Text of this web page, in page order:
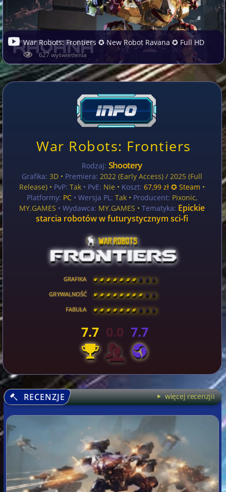
War Robots: Frontiers ✪ New Robot Ravana ✪ Full HD
627 wyświetlenia
War Robots: Frontiers
Rodzaj: Shootery
Grafika: 3D • Premiera: 2022 (Early Access) / 2025 (Full
Release) • PvP: Tak• PvE: Nie • Koszt: 67,99 zł ✪ Steam •
Platformy: PC• Wersja PL: Tak• Producent: Pixonic,
MY.GAMES • Wydawca: MY.GAMES • Tematyka: Epickie
starcia robotów w futurystycznym sci-fi
GRAFIKA [ \ \ \ \ \ \ \ \ ]
GRYWALNOŚĆ [ \ \ \ \ \ \ \ \ ]
FABUŁA [ \ \ \ \ \ \ \ \ ]
7.7 0.0 7.7
RECENZJE więcej recenzjii